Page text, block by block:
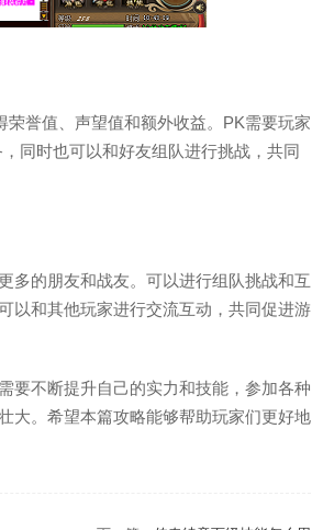
誉值、声望值和额外收益。PK需要玩家
同时也可以和好友组队进行挑战，共同
多的朋友和战友。可以进行组队挑战和互
以和其他玩家进行交流互动，共同促进游
要不断提升自己的实力和技能，参加各种
大。希望本篇攻略能够帮助玩家们更好地